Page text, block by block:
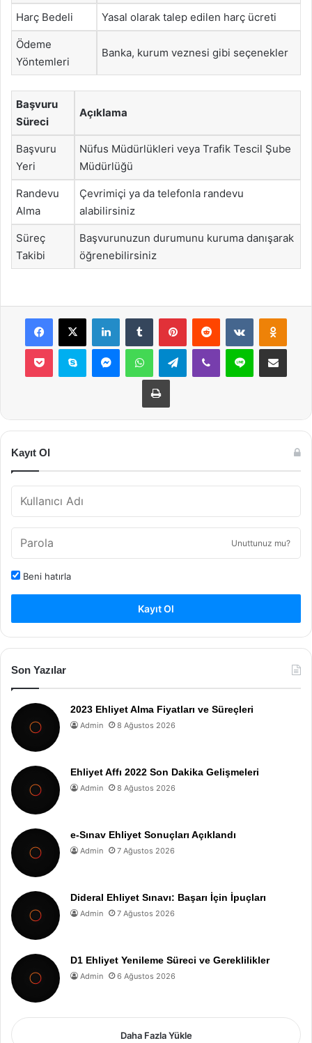
Harç Bedeli Yasal olarak talep edilen harç ücreti
Ödeme
Yöntemleri
Banka, kurum veznesi gibi seçenekler
Başvuru
Süreci
Açıklama
Başvuru
Yeri
Nüfus Müdürlükleri veya Trafik Tescil Şube
Müdürlüğü
Randevu
Alma
Çevrimiçi ya da telefonla randevu
alabilirsiniz
Süreç
Takibi
Başvurunuzun durumunu kuruma danışarak
öğrenebilirsiniz
Facebook
X LinkedInTumblr PinterestReddit VKontakte
Pocket Skype MessengerWhatsAppTelegramViber Line E-Posta ile
Yazdır
Kayıt Ol
Unuttunuz mu?
Beni hatırla
Kayıt Ol
Son Yazılar
2023 Ehliyet Alma Fiyatları ve Süreçleri
Admin 8 Ağustos 2026
Ehliyet Affı 2022 Son Dakika Gelişmeleri
Admin 8 Ağustos 2026
e-Sınav Ehliyet Sonuçları Açıklandı
Admin 7 Ağustos 2026
Dideral Ehliyet Sınavı: Başarı İçin İpuçları
Admin 7 Ağustos 2026
D1 Ehliyet Yenileme Süreci ve Gereklilikler
Admin 6 Ağustos 2026
Daha Fazla Yükle